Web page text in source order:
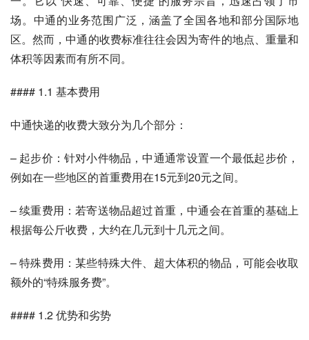
场。中通的业务范围广泛，涵盖了全国各地和部分国际地
区。然而，中通的收费标准往往会因为寄件的地点、重量和
体积等因素而有所不同。
#### 1.1 基本费用
中通快递的收费大致分为几个部分：
– 起步价：针对小件物品，中通通常设置一个最低起步价，
例如在一些地区的首重费用在15元到20元之间。
– 续重费用：若寄送物品超过首重，中通会在首重的基础上
根据每公斤收费，大约在几元到十几元之间。
– 特殊费用：某些特殊大件、超大体积的物品，可能会收取
额外的“特殊服务费”。
#### 1.2 优势和劣势